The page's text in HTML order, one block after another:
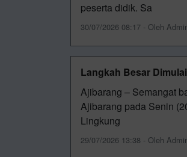
peserta didik. Sa
30/07/2026 08:17 - Oleh
Langkah Besar Dimulai
Ajibarang – Semangat
Ajibarang pada Senin
Lingkung
29/07/2026 13:38 - Oleh